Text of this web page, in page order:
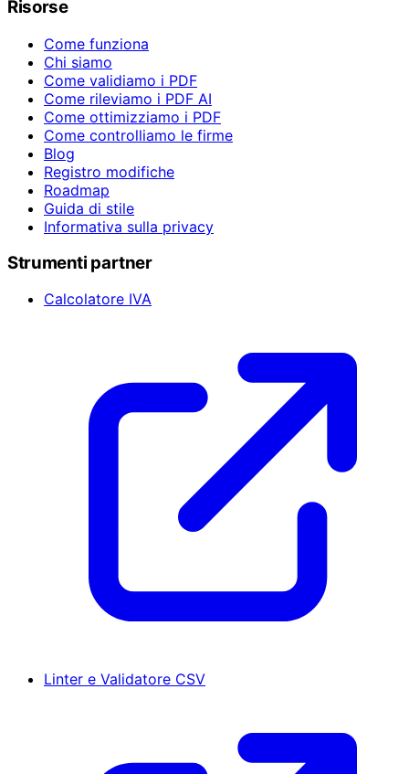
Risorse
Come funziona
Chi siamo
Come validiamo i PDF
Come rileviamo i PDF AI
Come ottimizziamo i PDF
Come controlliamo le firme
Blog
Registro modifiche
Roadmap
Guida di stile
Informativa sulla privacy
Strumenti partner
Calcolatore IVA
Linter e Validatore CSV